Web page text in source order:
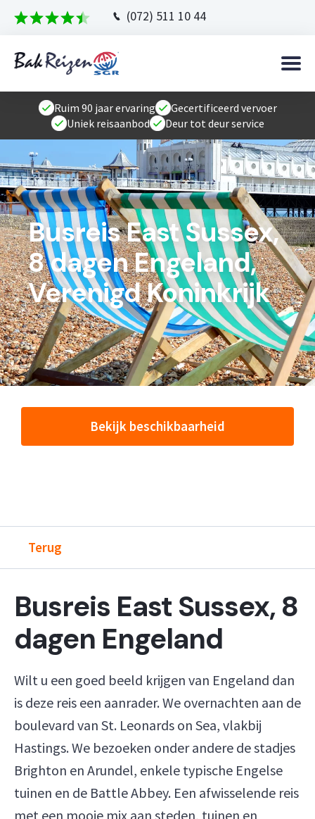
(072) 511 10 44
Ruim 90 jaar ervaring
Gecertificeerd vervoer
Uniek reisaanbod
Deur tot deur service
Busreis East Sussex,
8 dagen Engeland,
Verenigd Koninkrijk
Bekijk beschikbaarheid
Terug
Busreis East Sussex, 8
dagen Engeland
Wilt u een goed beeld krijgen van Engeland dan
is deze reis een aanrader. We overnachten aan de
boulevard van St. Leonards on Sea, vlakbij
Hastings. We bezoeken onder andere de stadjes
Brighton en Arundel, enkele typische Engelse
tuinen en de Battle Abbey. Een afwisselende reis
met een mooie mix aan steden, tuinen en